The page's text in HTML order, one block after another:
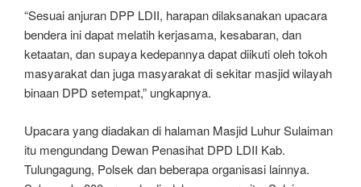
“Sesuai anjuran DPP LDII, harapan dilaksanakan upacara
bendera ini dapat melatih kerjasama, kesabaran, dan
ketaatan, dan supaya kedepannya dapat diikuti oleh tokoh
masyarakat dan juga masyarakat di sekitar masjid wilayah
binaan DPD setempat,” ungkapnya.
Upacara yang diadakan di halaman Masjid Luhur Sulaiman
itu mengundang Dewan Penasihat DPD LDII Kab.
Tulungagung, Polsek dan beberapa organisasi lainnya.